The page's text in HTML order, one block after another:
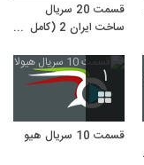
قسمت 20 سریال
ساخت ایران 2 (کامل
۱
قسمت 10 سریال هیولا